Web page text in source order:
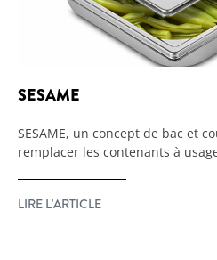
SESAME
SESAME, un concept de bac et
remplacer les contenants à
LIRE L'ARTICLE